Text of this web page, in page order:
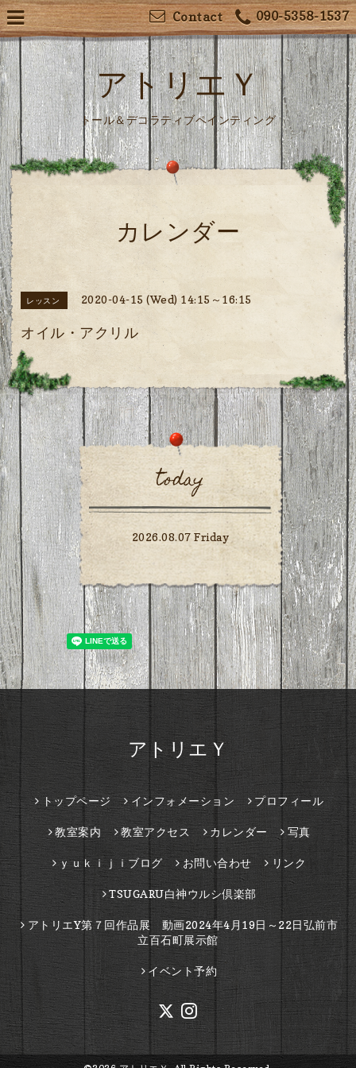
090-5358-1537
Contact
アトリエＹ
トール＆デコラティブペインティング
カレンダー
レッスン 2020-04-15 (Wed) 14:15～16:15
オイル・アクリル
today
2026.08.07 Friday
アトリエＹ
トップページ インフォメーション プロフィール
教室案内 教室アクセス カレンダー 写真
ｙｕｋｉｊｉブログ お問い合わせ リンク
TSUGARU白神ウルシ倶楽部
アトリエY第７回作品展 動画2024年4月19日～22日弘前市
立百石町展示館
イベント予約